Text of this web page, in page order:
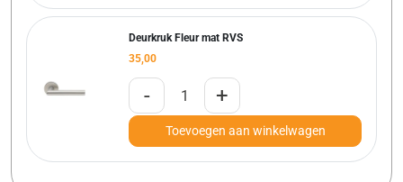
Deurkruk Fleur mat RVS
35,00
- +
Toevoegen aan winkelwagen